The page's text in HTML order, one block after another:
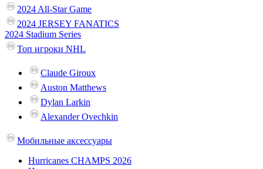
2024 All-Star Game
2024 JERSEY FANATICS
2024 Stadium Series
Топ игроки NHL
Claude Giroux
Auston Matthews
Dylan Larkin
Alexander Ovechkin
Мобильные аксессуары
Hurricanes CHAMPS 2026